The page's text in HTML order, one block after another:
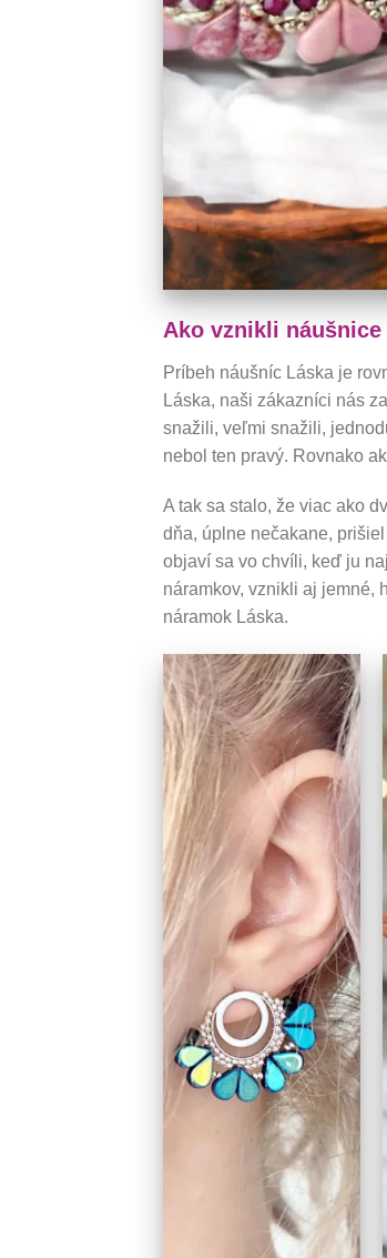
Ako vznikli náušnice
Príbeh náušníc Láska je
Láska, naši zákazníci nás
snažili, veľmi snažili,
nebol ten pravý. Rovnako
A tak sa stalo, že viac ako
dňa, úplne nečakane,
objaví sa vo chvíli, keď ju
náramkov, vznikli aj jemné,
náramok Láska.